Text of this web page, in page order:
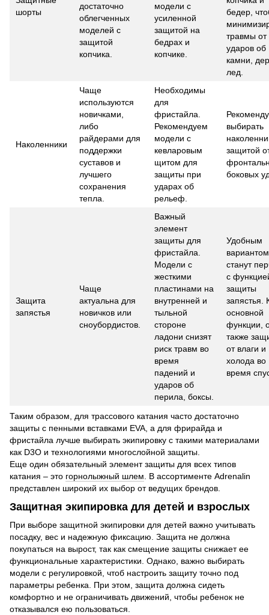
шорты
достаточно
облегченных
моделей с
защитой
копчика.
модели с
усиленной
защитой на
бедрах и
копчике.
бедер,
травмы от
ударов об
камни,
лед.
Наколенники
Чаще
используются
новичками,
либо
райдерами для
поддержки
суставов и
лучшего
сохранения
тепла.
Необходимы
для
фристайла.
Рекомендуем
модели с
кевларовым
щитом для
защиты при
ударах об
рельеф.
выбирать
защитой
боковых
Защита
запястья
Чаще
актуальна для
новичков или
сноубордистов.
Важный
элемент
защиты для
фристайла.
Модели с
жесткими
пластинами на
внутренней и
тыльной
стороне
ладони снизят
риск травм во
время
падений и
ударов об
перила, боксы.
Удобным
вариантом
станут
с
защиты
запястья.
основной
функции,
также
от влаги и
холода во
время
Таким образом, для трассового катания часто достаточно
защиты с пенными вставками EVA, а для фрирайда и
фристайла лучше выбирать экипировку с такими материалами
как D3O и технологиями многослойной защиты.
Еще один обязательный элемент защиты для всех типов
катания – это горнолыжный шлем. В ассортименте Adrenalin
представлен широкий их выбор от ведущих брендов.
Защитная экипировка для детей и взрослых
При выборе защитной экипировки для детей важно учитывать
посадку, вес и надежную фиксацию. Защита не должна
покупаться на вырост, так как смещение защиты снижает ее
функциональные характеристики. Однако, важно выбирать
модели с регулировкой, чтоб настроить защиту точно под
параметры ребенка. При этом, защита должна сидеть
комфортно и не ограничивать движений, чтобы ребенок не
отказывался ею пользоваться.